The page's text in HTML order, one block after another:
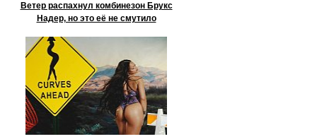
Ветер распахнул комбинезон Брукс
Надер, но это её не смутило